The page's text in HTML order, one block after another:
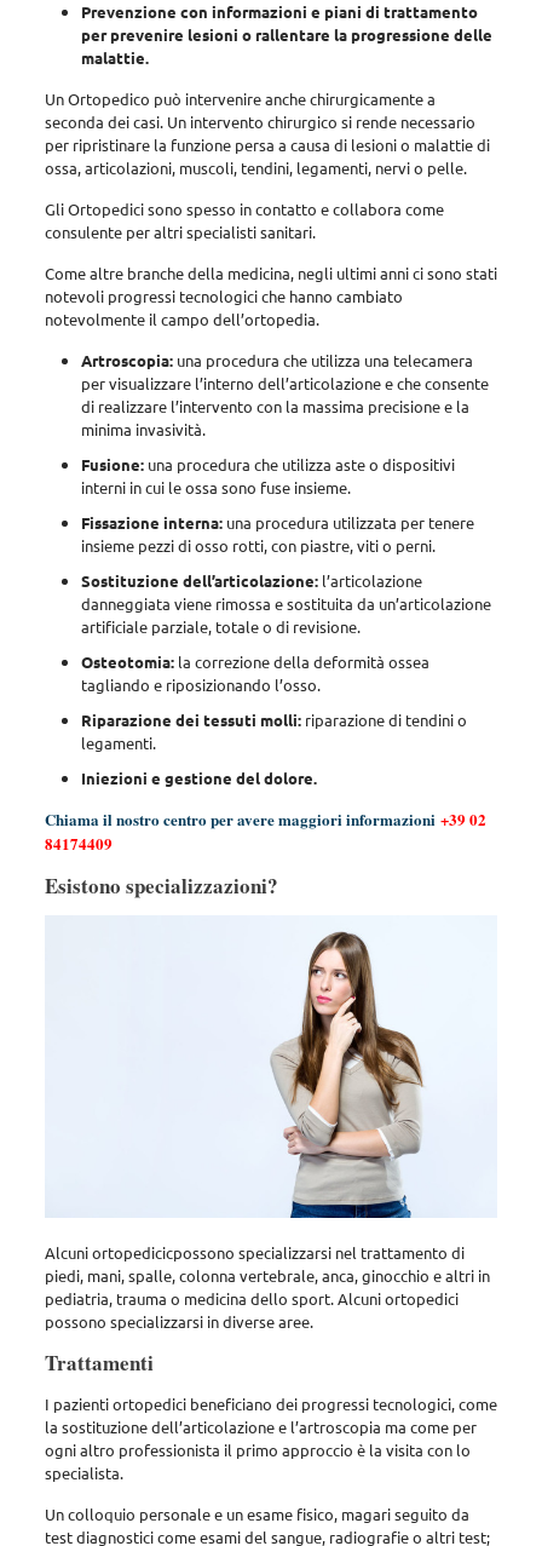
Prevenzione con informazioni e piani di trattamento
per prevenire lesioni o rallentare la progressione delle
malattie.
Un Ortopedico può intervenire anche chirurgicamente a
seconda dei casi. Un intervento chirurgico si rende necessario
per ripristinare la funzione persa a causa di lesioni o malattie di
ossa, articolazioni, muscoli, tendini, legamenti, nervi o pelle.
Gli Ortopedici sono spesso in contatto e collabora come
consulente per altri specialisti sanitari.
Come altre branche della medicina, negli ultimi anni ci sono stati
notevoli progressi tecnologici che hanno cambiato
notevolmente il campo dell’ortopedia.
Artroscopia: una procedura che utilizza una telecamera
per visualizzare l’interno dell’articolazione e che consente
di realizzare l’intervento con la massima precisione e la
minima invasività.
Fusione: una procedura che utilizza aste o dispositivi
interni in cui le ossa sono fuse insieme.
Fissazione interna: una procedura utilizzata per tenere
insieme pezzi di osso rotti, con piastre, viti o perni.
Sostituzione dell’articolazione: l’articolazione
danneggiata viene rimossa e sostituita da un’articolazione
artificiale parziale, totale o di revisione.
Osteotomia: la correzione della deformità ossea
tagliando e riposizionando l’osso.
Riparazione dei tessuti molli: riparazione di tendini o
legamenti.
Iniezioni e gestione del dolore.
Chiama il nostro centro per avere maggiori informazioni +39 02
84174409
Esistono specializzazioni?
Alcuni ortopedicicpossono specializzarsi nel trattamento di
piedi, mani, spalle, colonna vertebrale, anca, ginocchio e altri in
pediatria, trauma o medicina dello sport. Alcuni ortopedici
possono specializzarsi in diverse aree.
Trattamenti
I pazienti ortopedici beneficiano dei progressi tecnologici, come
la sostituzione dell’articolazione e l’artroscopia ma come per
ogni altro professionista il primo approccio è la visita con lo
specialista.
Un colloquio personale e un esame fisico, magari seguito da
test diagnostici come esami del sangue, radiografie o altri test;